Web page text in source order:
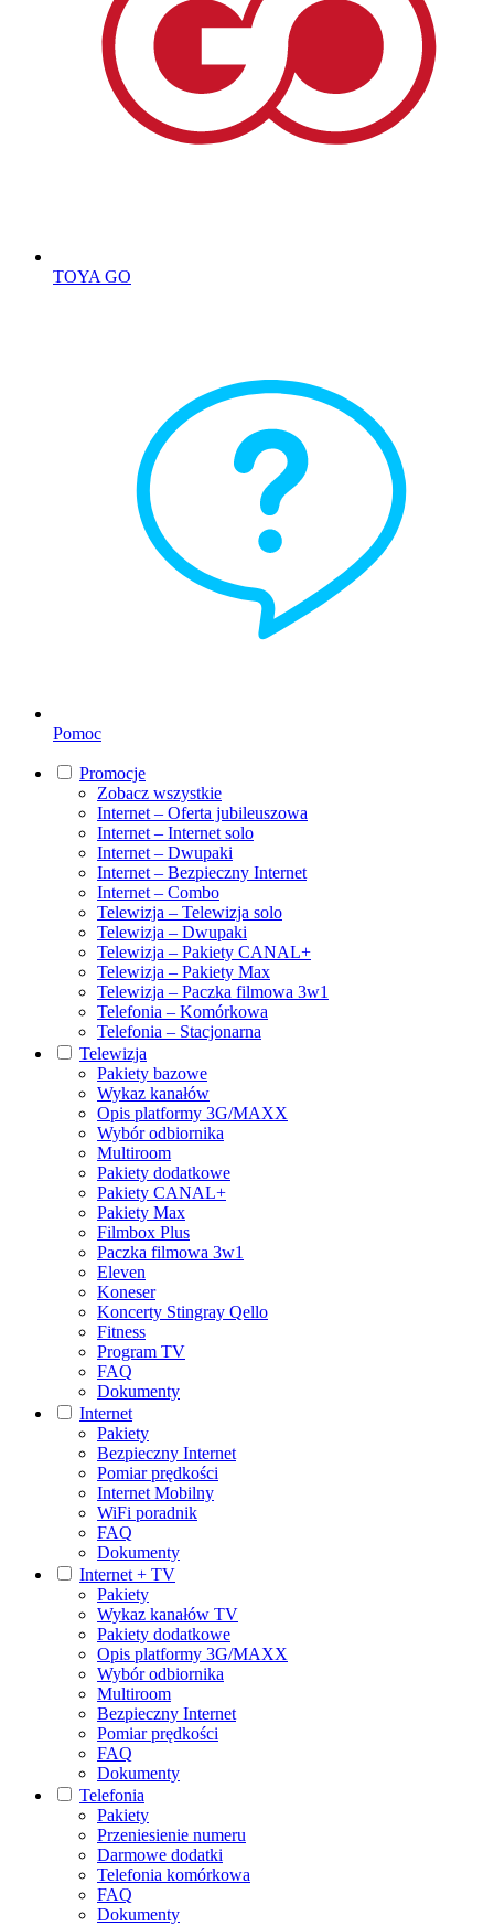
TOYA GO
Pomoc
Promocje
Zobacz wszystkie
Internet – Oferta jubileuszowa
Internet – Internet solo
Internet – Dwupaki
Internet – Bezpieczny Internet
Internet – Combo
Telewizja – Telewizja solo
Telewizja – Dwupaki
Telewizja – Pakiety CANAL+
Telewizja – Pakiety Max
Telewizja – Paczka filmowa 3w1
Telefonia – Komórkowa
Telefonia – Stacjonarna
Telewizja
Pakiety bazowe
Wykaz kanałów
Opis platformy 3G/MAXX
Wybór odbiornika
Multiroom
Pakiety dodatkowe
Pakiety CANAL+
Pakiety Max
Filmbox Plus
Paczka filmowa 3w1
Eleven
Koneser
Koncerty Stingray Qello
Fitness
Program TV
FAQ
Dokumenty
Internet
Pakiety
Bezpieczny Internet
Pomiar prędkości
Internet Mobilny
WiFi poradnik
FAQ
Dokumenty
Internet + TV
Pakiety
Wykaz kanałów TV
Pakiety dodatkowe
Opis platformy 3G/MAXX
Wybór odbiornika
Multiroom
Bezpieczny Internet
Pomiar prędkości
FAQ
Dokumenty
Telefonia
Pakiety
Przeniesienie numeru
Darmowe dodatki
Telefonia komórkowa
FAQ
Dokumenty